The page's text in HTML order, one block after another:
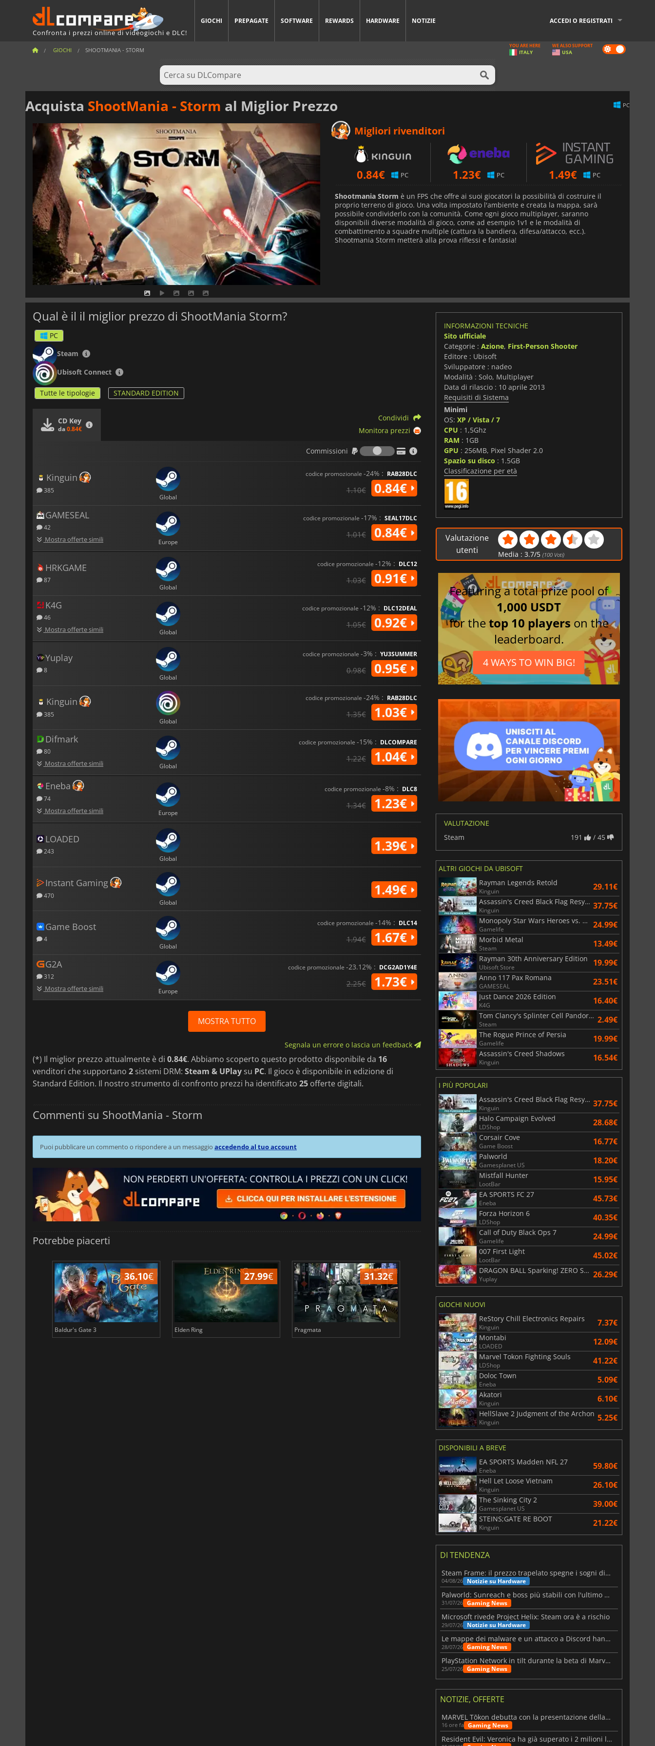
Confronta i prezzi online di videogiochi e DLC!
GIOCHI PREPAGATE SOFTWARE REWARDS HARDWARE NOTIZIE ACCEDI O REGISTRATI
GIOCHI SHOOTMANIA - STORM Dark
mode
YOU ARE HERE
ITALY
WE ALSO SUPPORT
USA
Acquista ShootMania - Storm al Miglior Prezzo PC
Migliori rivenditori
0.84€ PC 1.23€ PC 1.49€ PC
Shootmania Storm è un FPS che offre ai suoi giocatori la possibilità di costruire il
proprio terreno di gioco. Una volta impostato l'ambiente e creata la mappa, sarà
possibile condividerlo con la comunità. Come ogni gioco multiplayer, saranno
disponibili diverse modalità di gioco, come ad esempio 1v1 e le modalità di
combattimento a squadre multiple (cattura la bandiera, difesa/attacco, ecc.).
Shootmania Storm metterà alla prova riflessi e fantasia!
Qual è il il miglior prezzo di ShootMania Storm?
PC
Steam
Ubisoft Connect
Tutte le tipologie STANDARD EDITION
CD Key
da0.84€
Condividi
Monitora prezzi
Commissioni
Commissioni
Kinguin
385
Global
codice promozionale -24% : RAB28DLC
1.10€ 0.84€
GAMESEAL
42
Mostra offerte simili Europe
codice promozionale -17% : SEAL17DLC
1.01€ 0.84€
HRKGAME
87
Global
codice promozionale -12% : DLC12
1.03€ 0.91€
K4G
46
Mostra offerte simili Global
codice promozionale -12% : DLC12DEAL
1.05€ 0.92€
Yuplay
8
Global
codice promozionale -3% : YU3SUMMER
0.98€ 0.95€
Kinguin
385
Global
codice promozionale -24% : RAB28DLC
1.35€ 1.03€
Difmark
80
Mostra offerte simili Global
codice promozionale -15% : DLCOMPARE
1.22€ 1.04€
Eneba
74
Mostra offerte simili Europe
codice promozionale -8% : DLC8
1.34€ 1.23€
LOADED
243
Global
1.39€
Instant Gaming
470
Global
1.49€
Game Boost
4
Global
codice promozionale -14% : DLC14
1.94€ 1.67€
G2A
312
Mostra offerte simili Europe
codice promozionale -23.12% : DCG2AD1Y4E
2.25€ 1.73€
MOSTRA TUTTO
Segnala un errore o lascia un feedback
(*) Il miglior prezzo attualmente è di 0.84€. Abbiamo scoperto questo prodotto disponibile da 16
venditori che supportano 2 sistemi DRM: Steam & UPlay su PC. Il gioco è disponibile in edizione di
Standard Edition. Il nostro strumento di confronto prezzi ha identificato 25 offerte digitali.
Commenti su ShootMania - Storm
Puoi pubblicare un commento o rispondere a un messaggio accedendo al tuo account
Potrebbe piacerti
36.10€
Baldur's Gate 3
27.99€
Elden Ring
31.32€
Pragmata
6.75€
Total War WARHAMMER 3
15.48
INFORMAZIONI TECNICHE
Sito ufficiale
Categorie : Azione, First-Person Shooter
Editore : Ubisoft
Sviluppatore : nadeo
Modalità : Solo, Multiplayer
Data di rilascio : 10 aprile 2013
Requisiti di Sistema
Minimi
OS: XP / Vista / 7
CPU : 1,5Ghz
RAM : 1GB
GPU : 256MB, Pixel Shader 2.0
Spazio su disco : 1.5GB
Classificazione per età
Valutazione
utenti
Media :3.7/5 (100 Voti)
Featuring a total prize pool of
1,000 USDT
for thetop 10 players on the
leaderboard.
4 WAYS TO WIN BIG!
VALUTAZIONE
Steam
191 / 45
ALTRI GIOCHI DA UBISOFT
Rayman Legends Retold
Kinguin 29.11€
Assassin's Creed Black Flag Resynced
Kinguin 37.75€
Monopoly Star Wars Heroes vs. Villains
Gamelife 24.99€
Morbid Metal
Steam 13.49€
Rayman 30th Anniversary Edition
Ubisoft Store 19.99€
Anno 117 Pax Romana
GAMESEAL 23.51€
Just Dance 2026 Edition
K4G 16.40€
Tom Clancy's Splinter Cell Pandora Tomorrow
Steam 2.49€
The Rogue Prince of Persia
Gamelife 19.99€
Assassin's Creed Shadows
Kinguin 16.54€
I PIÙ POPOLARI
Assassin's Creed Black Flag Resynced
Kinguin 37.75€
Halo Campaign Evolved
LDShop 28.68€
Corsair Cove
Game Boost 16.77€
Palworld
Gamesplanet US 18.20€
Mistfall Hunter
LootBar 15.95€
EA SPORTS FC 27
Eneba 45.73€
Forza Horizon 6
LDShop 40.35€
Call of Duty Black Ops 7
Gamelife 24.99€
007 First Light
LootBar 45.02€
DRAGON BALL Sparking! ZERO Super Limit Breaking NEO
Yuplay 26.29€
GIOCHI NUOVI
ReStory Chill Electronics Repairs
Kinguin 7.37€
Montabi
LOADED 12.09€
Marvel Tokon Fighting Souls
LDShop 41.22€
Doloc Town
Eneba 5.09€
Akatori
Kinguin 6.10€
HellSlave 2 Judgment of the Archon
Kinguin 5.25€
DISPONIBILI A BREVE
EA SPORTS Madden NFL 27
Eneba 59.80€
Hell Let Loose Vietnam
Kinguin 26.10€
The Sinking City 2
Gamesplanet US 39.00€
STEINS;GATE RE BOOT
Kinguin 21.22€
DI TENDENZA
Steam Frame: il prezzo trapelato spegne i sogni di un VR economico
04/08/26 Notizie su Hardware
Palworld: Sunreach e boss più stabili con l'ultimo update
31/07/26 Gaming News
Microsoft rivede Project Helix: Steam ora è a rischio
29/07/26 Notizie su Hardware
Le mappe dei malware e un attacco a Discord hanno colpito Meccha Chameleon
28/07/26 Gaming News
PlayStation Network in tilt durante la beta di Marvel Tōkon
25/07/26 Gaming News
NOTIZIE, OFFERTE
MARVEL Tōkon debutta con la presentazione della roadmap per il primo anno
16 ore fa Gaming News
Resident Evil: Veronica ha già superato i 2 milioni liste dei desideri